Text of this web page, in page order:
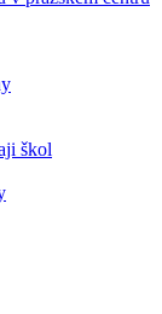
škol